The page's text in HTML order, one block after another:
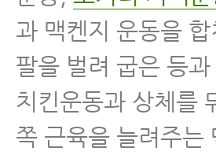
과 맥켄지 운동을
팔을 벌려 굽은 등
치킨운동과 상체를
쪽 근육을 늘려주는